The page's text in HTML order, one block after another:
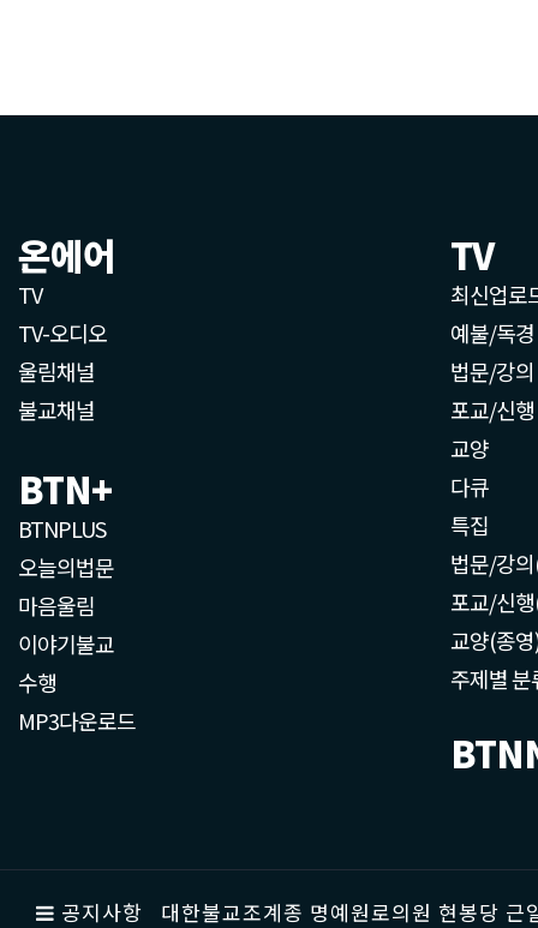
온에어
TV
TV-오디오
울림채널
불교채널
BTN+
BTNPLUS
오늘의법문
마음울림
이야기불교
수행
MP3다운로드
TV
최신업로
예불/독경
법문/강의
포교/신행
교양
다큐
특집
법문/강
포교/신
교양(종
주제별 분
공지사항 대한불교조계종 명예원로의원 현봉당